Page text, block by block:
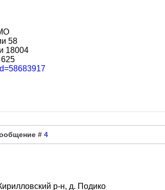
58
18004
# 4
р-н, д. Подико